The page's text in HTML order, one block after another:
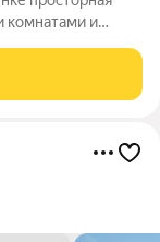
комнатами и
зоны, а кухня